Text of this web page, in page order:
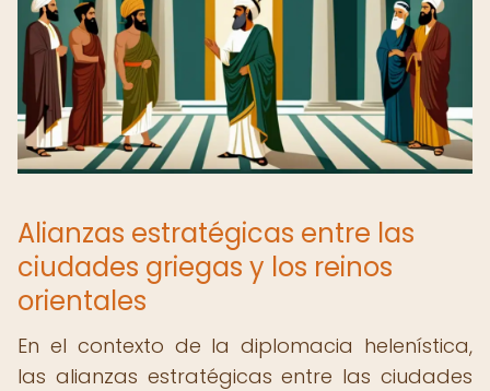
Alianzas estratégicas entre las
ciudades griegas y los reinos
orientales
En el contexto de la diplomacia helenística,
las alianzas estratégicas entre las ciudades